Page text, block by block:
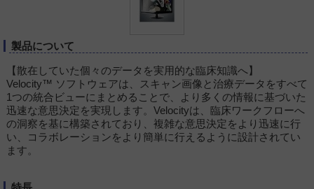
製品について
【散在していた個々のデータを実用的な臨床知識へ】
Velocity™ ソフトウェアは、スキャン画像と治療データをすべて
1つの統合ビューにまとめることで、より多くの情報に基づいた
迅速な意思決定を実現します。Velocityは、臨床ワークフローへ
の洞察を基に構築されており、複雑な意思決定をより迅速に行
い、コラボレーションをより簡単に行えるように設計されてい
ます。